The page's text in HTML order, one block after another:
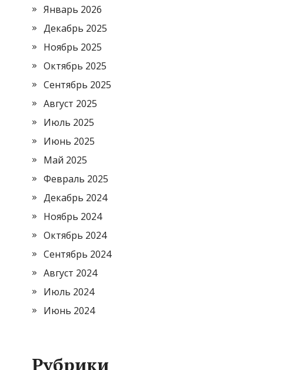
Январь 2026
Декабрь 2025
Ноябрь 2025
Октябрь 2025
Сентябрь 2025
Август 2025
Июль 2025
Июнь 2025
Май 2025
Февраль 2025
Декабрь 2024
Ноябрь 2024
Октябрь 2024
Сентябрь 2024
Август 2024
Июль 2024
Июнь 2024
Рубрики